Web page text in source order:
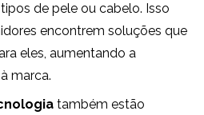
de pele ou cabelo. Isso
encontrem soluções que
eles, aumentando a
marca.
também estão